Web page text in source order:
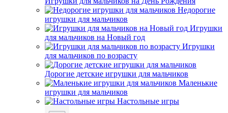
Недорогие
игрушки для мальчиков
Игрушки
для мальчиков на Новый год
Игрушки
для мальчиков по возрасту
Дорогие детские игрушки для мальчиков
Маленькие
игрушки для мальчиков
Настольные игры